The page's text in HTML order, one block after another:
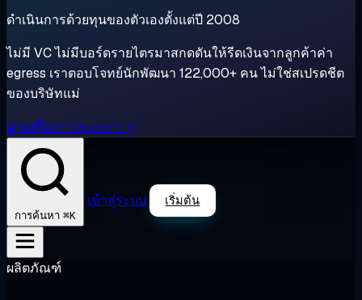
ดำเนินการด้วยทุนของตัวเองตั้งแต่ปี 2008
ไม่มี VC ไม่มีบอร์ดรายไตรมาสกดดันให้รีดเงินจากลูกค้าค่า
egress เราตอบโจทย์นักพัฒนา 122,000+ คน ไม่ใช่สเปรดชีต
ของบริษัทแม่
อ่านเรื่องราวของเรา →
การค้นหา ⌘K
เข้าสู่ระบบ เริ่มต้น
ผลิตภัณฑ์